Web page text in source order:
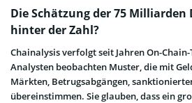
Die Schätzung der 75 Milliarden
hinter der Zahl?
Chainalysis verfolgt seit Jahren On-
Analysten beobachten Muster, die mit
Märkten, Betrugsabgängen,
übereinstimmen. Sie glauben, dass ein